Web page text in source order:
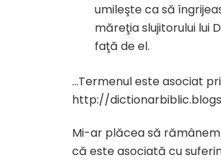
umileşte ca să
măreţia slujitorului lui
faţă de el.
…Termenul este asociat
http://
Mi-ar plăcea să
că este asociată cu